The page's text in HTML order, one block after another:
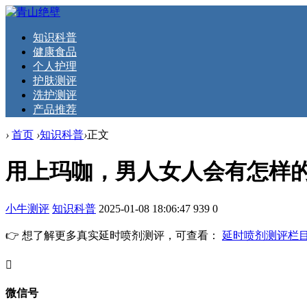
知识科普
健康食品
个人护理
护肤测评
洗护测评
产品推荐
› 首页 ›知识科普›正文
用上玛咖，男人女人会有怎样
小牛测评 知识科普 2025-01-08 18:06:47 939 0
👉 想了解更多真实延时喷剂测评，可查看： 延时喷剂测评栏目
󦘖
微信号